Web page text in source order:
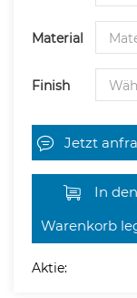
Material
Finish
Jetzt
In den
Warenkorb
Aktie: